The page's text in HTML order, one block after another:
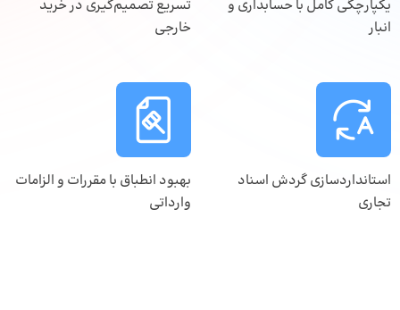
یکپارچگی کامل با حسابداری و
انبار
تسریع تصمیم‌گیری در خرید
خارجی
استانداردسازی گردش اسناد
تجاری
بهبود انطباق با مقررات و الزامات
وارداتی